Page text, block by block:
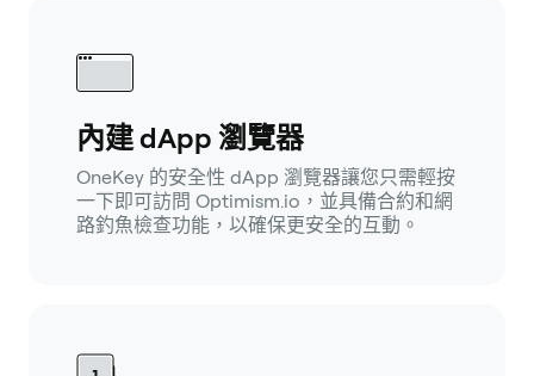
內建 dApp 瀏覽器
OneKey 的安全性 dApp 瀏覽器讓您只需輕按
一下即可訪問 Optimism.io，並具備合約和網
路釣魚檢查功能，以確保更安全的互動。